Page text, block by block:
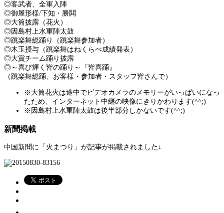
◎客武者、全軍入陣
◎御屋形様/下知・勝鬨
◎大筒披露（花火）
◎因島村上水軍陣太鼓
◎跳楽舞総踊り（跳楽舞参加者）
◎木玉授与（跳楽舞はねくらべ成績発表）
◎大賞チーム踊り披露
◎～喜び輝く皆の踊り～『皆喜踊』
（跳楽舞総踊、お客様・参加者・スタッフ皆さんで）
※大筒花火は途中でビデオカメラのメモリーがいっぱいになっ
たため、インターネット中継の映像にきりかわります(^^;)
※因島村上水軍陣太鼓は後半部分しかないです(^^;)
新聞掲載
中国新聞に「火まつり」が記事が掲載されました↓